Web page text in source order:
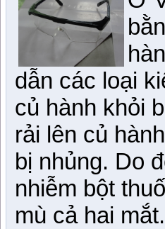
dẫn các loại
củ hành khỏi
rải lên củ
bị nhủng. Do
nhiễm bột
mù cả hai mắt.